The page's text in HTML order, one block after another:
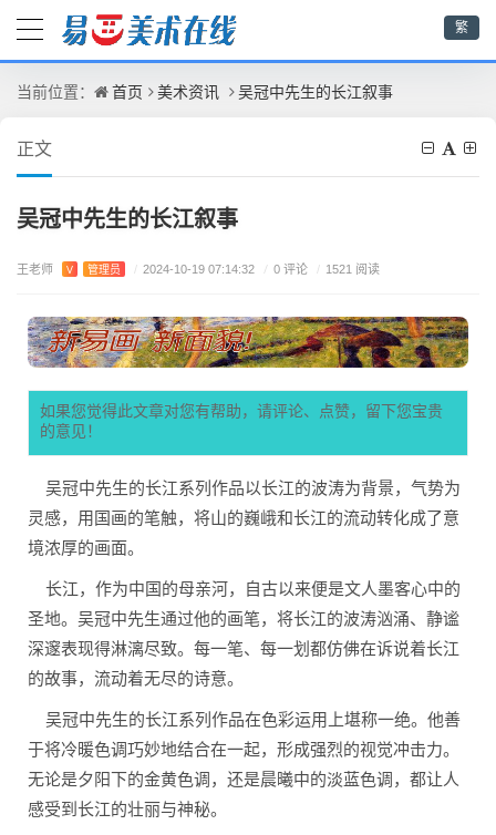
繁
当前位置： 首页 美术资讯 吴冠中先生的长江叙事
正文
吴冠中先生的长江叙事
王老师 V 管理员 / 2024-10-19 07:14:32 / 0 评论 / 1521 阅读
如果您觉得此文章对您有帮助，请评论、点赞，留下您宝贵
的意见！
吴冠中先生的长江系列作品以长江的波涛为背景，气势为
灵感，用国画的笔触，将山的巍峨和长江的流动转化成了意
境浓厚的画面。
长江，作为中国的母亲河，自古以来便是文人墨客心中的
圣地。吴冠中先生通过他的画笔，将长江的波涛汹涌、静谧
深邃表现得淋漓尽致。每一笔、每一划都仿佛在诉说着长江
的故事，流动着无尽的诗意。
吴冠中先生的长江系列作品在色彩运用上堪称一绝。他善
于将冷暖色调巧妙地结合在一起，形成强烈的视觉冲击力。
无论是夕阳下的金黄色调，还是晨曦中的淡蓝色调，都让人
感受到长江的壮丽与神秘。